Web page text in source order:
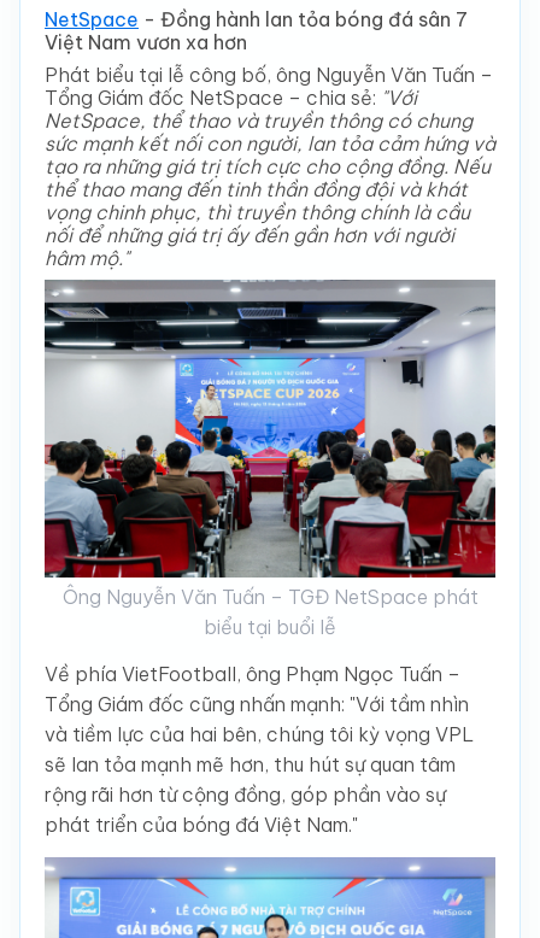
NetSpace - Đồng hành lan tỏa bóng đá sân 7
Việt Nam vươn xa hơn
Phát biểu tại lễ công bố, ông Nguyễn Văn Tuấn –
Tổng Giám đốc NetSpace – chia sẻ: "Với
NetSpace, thể thao và truyền thông có chung
sức mạnh kết nối con người, lan tỏa cảm hứng và
tạo ra những giá trị tích cực cho cộng đồng. Nếu
thể thao mang đến tinh thần đồng đội và khát
vọng chinh phục, thì truyền thông chính là cầu
nối để những giá trị ấy đến gần hơn với người
hâm mộ."
Ông Nguyễn Văn Tuấn – TGĐ NetSpace phát
biểu tại buổi lễ
Về phía VietFootball, ông Phạm Ngọc Tuấn –
Tổng Giám đốc cũng nhấn mạnh: "Với tầm nhìn
và tiềm lực của hai bên, chúng tôi kỳ vọng VPL
sẽ lan tỏa mạnh mẽ hơn, thu hút sự quan tâm
rộng rãi hơn từ cộng đồng, góp phần vào sự
phát triển của bóng đá Việt Nam."